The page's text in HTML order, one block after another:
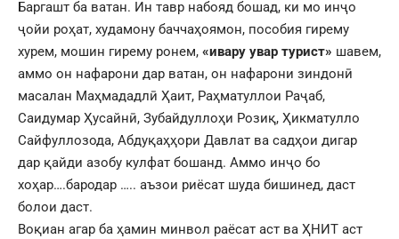
Баргашт ба ватан. Ин тавр набояд бошад, ки мо инҷо
ҷойи роҳат, худамону баччаҳоямон, пособия гирему
хурем, мошин гирему ронем, «ивару увар турист» шавем,
аммо он нафарони дар ватан, он нафарони зиндонӣ
масалан Маҳмададлӣ Ҳаит, Раҳматуллои Раҷаб,
Саидумар Ҳусайнӣ, Зубайдуллоҳи Розиқ, Ҳикматулло
Сайфуллозода, Абдуқаҳҳори Давлат ва садҳои дигар
дар қайди азобу кулфат бошанд. Аммо инҷо бо
хоҳар….бародар ….. аъзои риёсат шуда бишинед, даст
болои даст.
Воқиан агар ба ҳамин минвол раёсат аст ва ҲНИТ аст